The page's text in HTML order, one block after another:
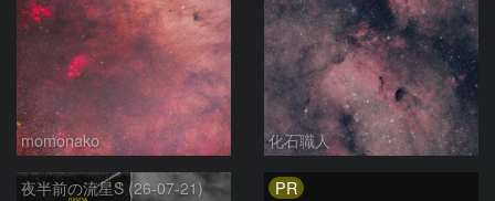
momonako 化石職人
夜半前の流星S (26-07-21) PR